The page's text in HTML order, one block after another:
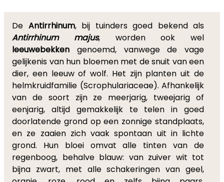
De Antirrhinum, bij tuinders goed bekend als
Antirrhinum majus, worden ook wel
leeuwebekken genoemd, vanwege de vage
gelijkenis van hun bloemen met de snuit van een
dier, een leeuw of wolf. Het zijn planten uit de
helmkruidfamilie (Scrophulariaceae). Afhankelijk
van de soort zijn ze meerjarig, tweejarig of
eenjarig, altijd gemakkelijk te telen in goed
doorlatende grond op een zonnige standplaats,
en ze zaaien zich vaak spontaan uit in lichte
grond. Hun bloei omvat alle tinten van de
regenboog, behalve blauw: van zuiver wit tot
bijna zwart, met alle schakeringen van geel,